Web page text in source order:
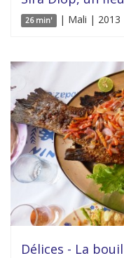
26 min' | Mali | 2013
Délices - La